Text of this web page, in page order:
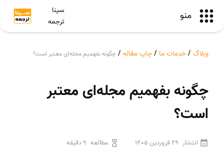
منو
سینا
ترجمه
وبلاگ /خدمات ما /چاپ مقاله / چگونه بفهمیم مجله‌ای معتبر است؟
چگونه بفهمیم مجله‌ای معتبر
است؟
انتشار 29 فروردین 1405 مطالعه 9 دقیقه